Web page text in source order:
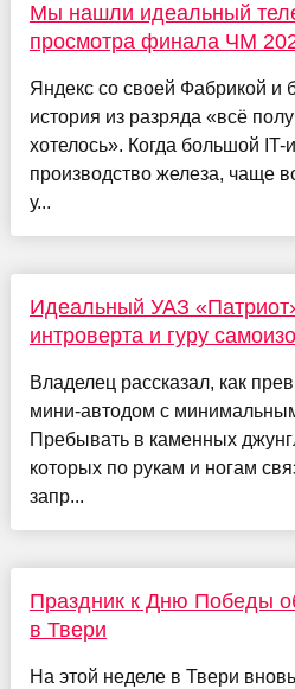
Мы нашли идеальный
просмотра финала ЧМ
Яндекс со своей Фабрикой и
история из разряда «всё
хотелось». Когда большой IT-
производство железа, чаще
у...
Идеальный УАЗ
интроверта и гуру
Владелец рассказал, как
мини-автодом с
Пребывать в каменных
которых по рукам и ногам
запр...
Праздник к Дню Победы
в Твери
На этой неделе в Твери